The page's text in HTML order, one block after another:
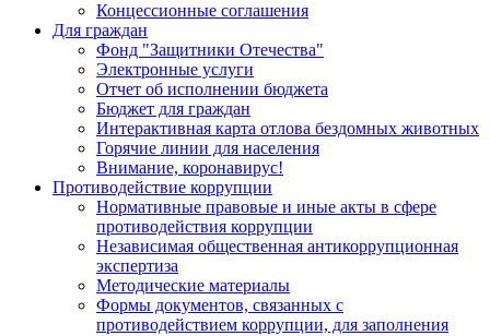
Концессионные соглашения
Для граждан
Фонд "Защитники Отечества"
Электронные услуги
Отчет об исполнении бюджета
Бюджет для граждан
Интерактивная карта отлова бездомных животных
Горячие линии для населения
Внимание, коронавирус!
Противодействие коррупции
Нормативные правовые и иные акты в сфере
противодействия коррупции
Независимая общественная антикоррупционная
экспертиза
Методические материалы
Формы документов, связанных с
противодействием коррупции, для заполнения